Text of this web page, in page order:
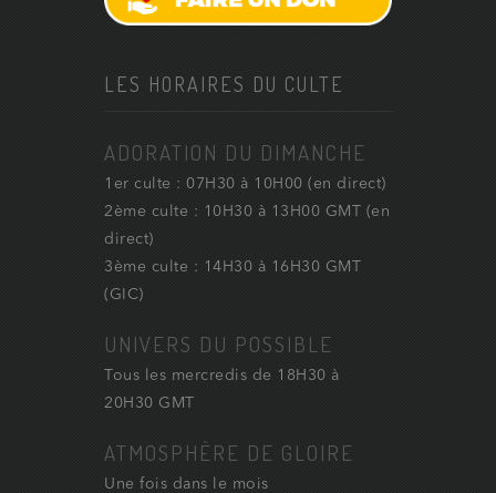
LES HORAIRES DU CULTE
ADORATION DU DIMANCHE
1er culte : 07H30 à 10H00 (en direct)
2ème culte : 10H30 à 13H00 GMT (en
direct)
3ème culte : 14H30 à 16H30 GMT
(GIC)
UNIVERS DU POSSIBLE
Tous les mercredis de 18H30 à
20H30 GMT
ATMOSPHÈRE DE GLOIRE
Une fois dans le mois